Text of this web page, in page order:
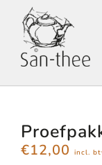
€12,00 incl.